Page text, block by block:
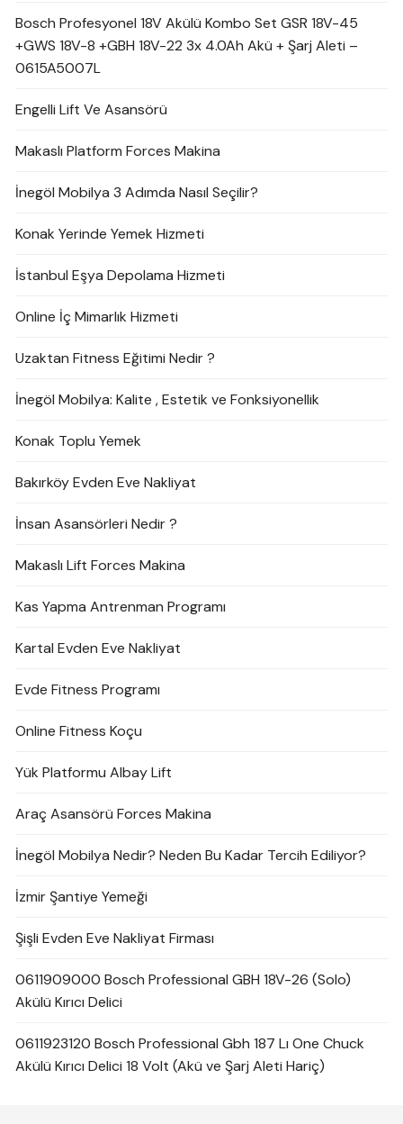
Bosch Profesyonel 18V Akülü Kombo Set GSR 18V-45
+GWS 18V-8 +GBH 18V-22 3x 4.0Ah Akü + Şarj Aleti –
0615A5007L
Engelli Lift Ve Asansörü
Makaslı Platform Forces Makina
İnegöl Mobilya 3 Adımda Nasıl Seçilir?
Konak Yerinde Yemek Hizmeti
İstanbul Eşya Depolama Hizmeti
Online İç Mimarlık Hizmeti
Uzaktan Fitness Eğitimi Nedir ?
İnegöl Mobilya: Kalite , Estetik ve Fonksiyonellik
Konak Toplu Yemek
Bakırköy Evden Eve Nakliyat
İnsan Asansörleri Nedir ?
Makaslı Lift Forces Makina
Kas Yapma Antrenman Programı
Kartal Evden Eve Nakliyat
Evde Fitness Programı
Online Fitness Koçu
Yük Platformu Albay Lift
Araç Asansörü Forces Makina
İnegöl Mobilya Nedir? Neden Bu Kadar Tercih Ediliyor?
İzmir Şantiye Yemeği
Şişli Evden Eve Nakliyat Firması
0611909000 Bosch Professional GBH 18V-26 (Solo)
Akülü Kırıcı Delici
0611923120 Bosch Professional Gbh 187 Lı One Chuck
Akülü Kırıcı Delici 18 Volt (Akü ve Şarj Aleti Hariç)